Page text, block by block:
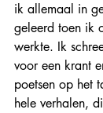
ik allemaal in
geleerd toen ik
werkte. Ik
voor een krant
poetsen op het
hele verhalen,